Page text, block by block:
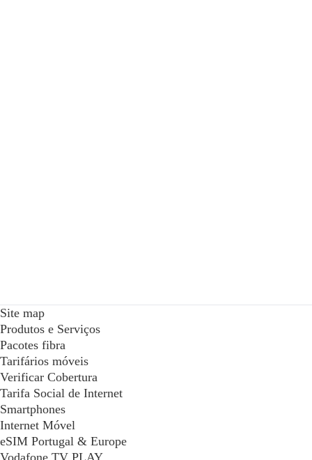
Site map
Produtos e Serviços
Pacotes fibra
Tarifários móveis
Verificar Cobertura
Tarifa Social de Internet
Smartphones
Internet Móvel
eSIM Portugal & Europe
Vodafone TV PLAY